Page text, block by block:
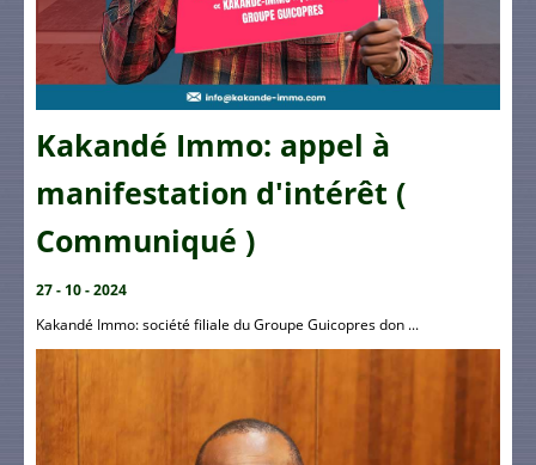
Kakandé Immo: appel à
manifestation d'intérêt (
Communiqué )
27 - 10 - 2024
Kakandé Immo: société filiale du Groupe Guicopres don ...